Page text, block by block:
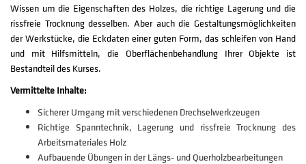
Wissen um die Eigenschaften des Holzes, die richtige Lagerung und die
rissfreie Trocknung desselben. Aber auch die Gestaltungsmöglichkeiten
der Werkstücke, die Eckdaten einer guten Form, das schleifen von Hand
und mit Hilfsmitteln, die Oberflächenbehandlung Ihrer Objekte ist
Bestandteil des Kurses.
Vermittelte Inhalte:
Sicherer Umgang mit verschiedenen Drechselwerkzeugen
Richtige Spanntechnik, Lagerung und rissfreie Trocknung des
Arbeitsmateriales Holz
Aufbauende Übungen in der Längs- und Querholzbearbeitungen